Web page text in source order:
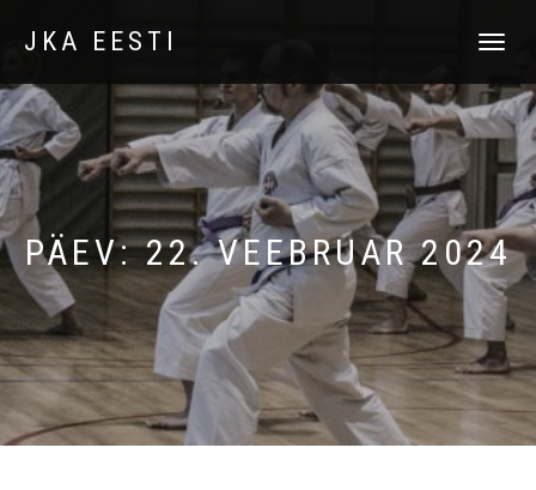
JKA EESTI
TOGGLE
PÄEV:22. VEEBRUAR 2024